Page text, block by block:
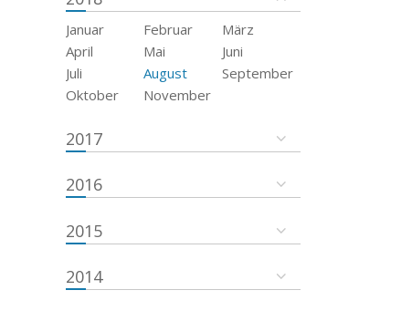
Januar Februar
März
April
Mai
Juni
Juli
August
September
Oktober
November
2017
2016
2015
2014